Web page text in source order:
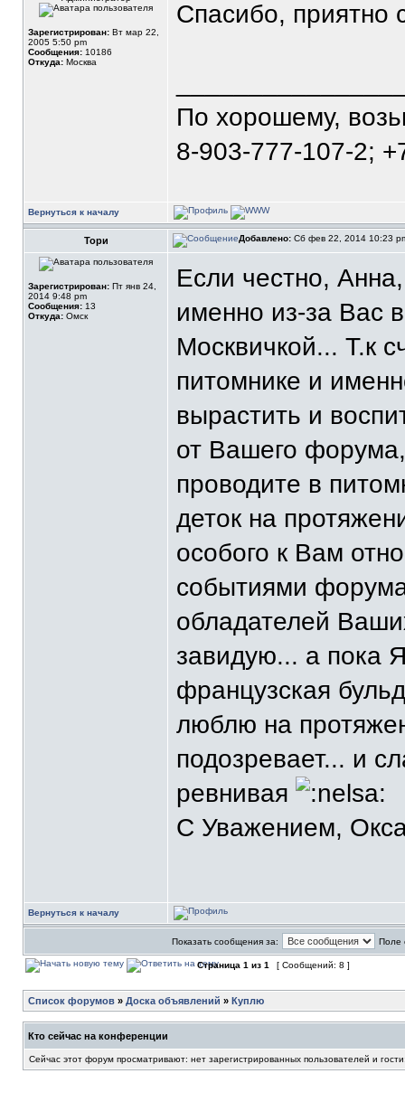
Зарегистрирован: Вт мар 22,
2005 5:50 pm
Сообщения: 10186
Откуда: Москва
Спасибо, приятно
По хорошему,
8-903-777-107-2;
Вернуться к началу
Тори Добавлено: Сб фев 22, 2014 10:23
Зарегистрирован: Пт янв 24,
2014 9:48 pm
Сообщения: 13
Откуда: Омск
Если честно,
именно из-за Вас
Москвичкой... Т.к
питомнике и
вырастить и
от Вашего
проводите в
деток на
особого к Вам
событиями
обладателей
завидую... а пока
французская
люблю на
подозревает... и
ревнивая
С Уважением,
Вернуться к началу
Показать сообщения за: Поле
Страница 1 из 1 [ Сообщений: 8 ]
Список форумов » Доска объявлений » Куплю
Кто сейчас на конференции
Сейчас этот форум просматривают: нет зарегистрированных пользователей и